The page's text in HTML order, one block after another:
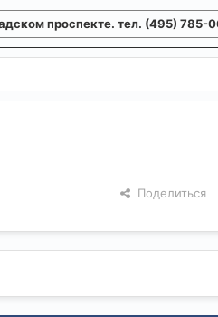
проспекте. тел. (495) 785-
Поделиться